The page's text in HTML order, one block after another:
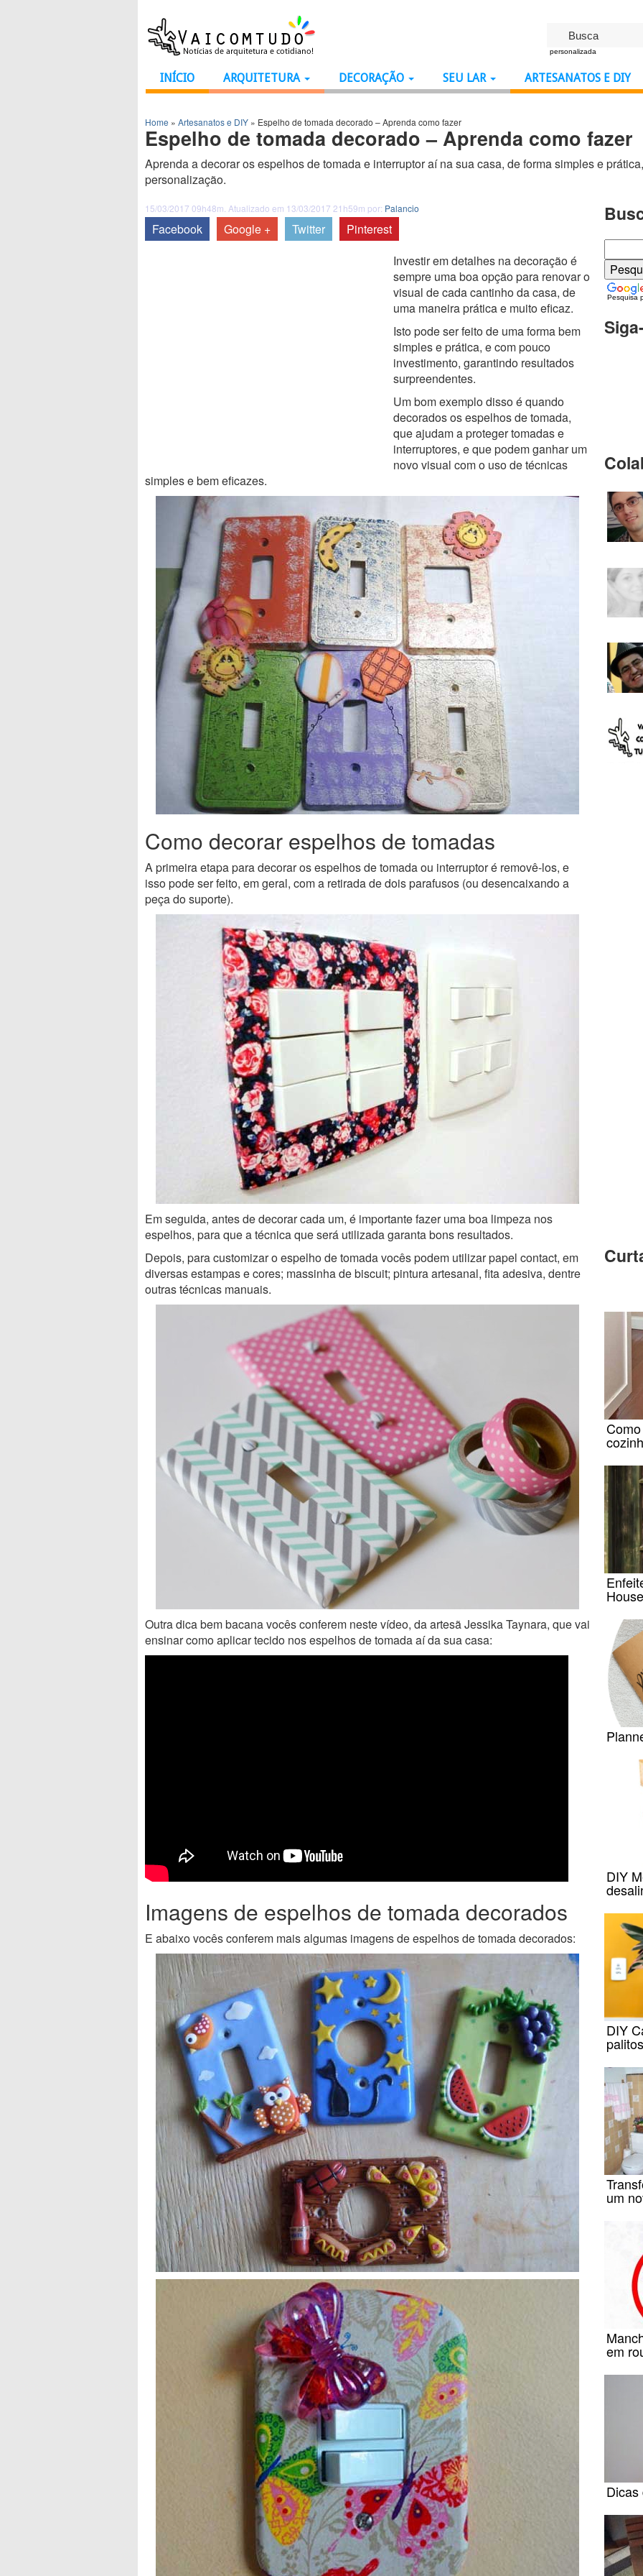
personalizada
INÍCIO ARQUITETURA DECORAÇÃO SEU LAR ARTESANATOS E DIY
Home » Artesanatos e DIY » Espelho de tomada decorado – Aprenda como fazer
Espelho de tomada decorado – Aprenda como fazer
Aprenda a decorar os espelhos de tomada e interruptor aí na sua casa, de forma simples e
personalização.
15/03/2017 09h48m. Atualizado em 13/03/2017 21h59m por: Palancio
Facebook Google + Twitter
Pinterest
Investir em detalhes na decoração é
sempre uma boa opção para renovar o
visual de cada cantinho da casa, de
uma maneira prática e muito eficaz.
Isto pode ser feito de uma forma bem
simples e prática, e com pouco
investimento, garantindo resultados
surpreendentes.
Um bom exemplo disso é quando
decorados os espelhos de tomada,
que ajudam a proteger tomadas e
interruptores, e que podem ganhar um
novo visual com o uso de técnicas
simples e bem eficazes.
Como decorar espelhos de tomadas
A primeira etapa para decorar os espelhos de tomada ou interruptor é removê-los, e
isso pode ser feito, em geral, com a retirada de dois parafusos (ou desencaixando a
peça do suporte).
Em seguida, antes de decorar cada um, é importante fazer uma boa limpeza nos
espelhos, para que a técnica que será utilizada garanta bons resultados.
Depois, para customizar o espelho de tomada vocês podem utilizar papel contact, em
diversas estampas e cores; massinha de biscuit; pintura artesanal, fita adesiva, dentre
outras técnicas manuais.
Outra dica bem bacana vocês conferem neste vídeo, da artesã Jessika Taynara, que vai
ensinar como aplicar tecido nos espelhos de tomada aí da sua casa:
Imagens de espelhos de tomada decorados
E abaixo vocês conferem mais algumas imagens de espelhos de tomada decorados:
Pesquisa
DIY
DIY
palitos
um
em